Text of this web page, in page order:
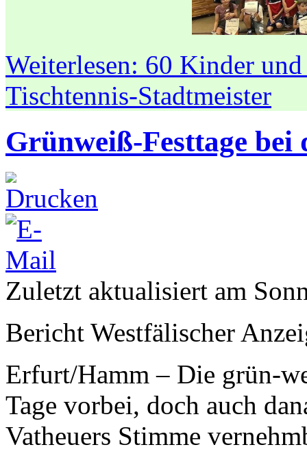
Weiterlesen: 60 Kinder
Tischtennis-Stadtmeister
Grünweiß-Festtage
Zuletzt aktualisiert am
Bericht Westfälischer
Erfurt/Hamm – Die grün-
Tage vorbei, doch auch
Vatheuers Stimme